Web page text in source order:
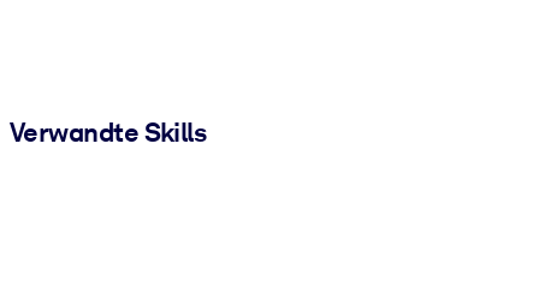
Verwandte Skills